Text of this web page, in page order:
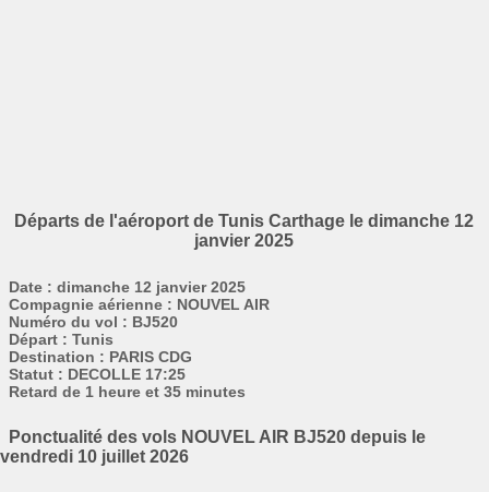
Départs de l'aéroport de Tunis Carthage le dimanche 12
janvier 2025
Date : dimanche 12 janvier 2025
Compagnie aérienne : NOUVEL AIR
Numéro du vol : BJ520
Départ : Tunis
Destination : PARIS CDG
Statut : DECOLLE 17:25
Retard de 1 heure et 35 minutes
Ponctualité des vols NOUVEL AIR BJ520 depuis le
vendredi 10 juillet 2026